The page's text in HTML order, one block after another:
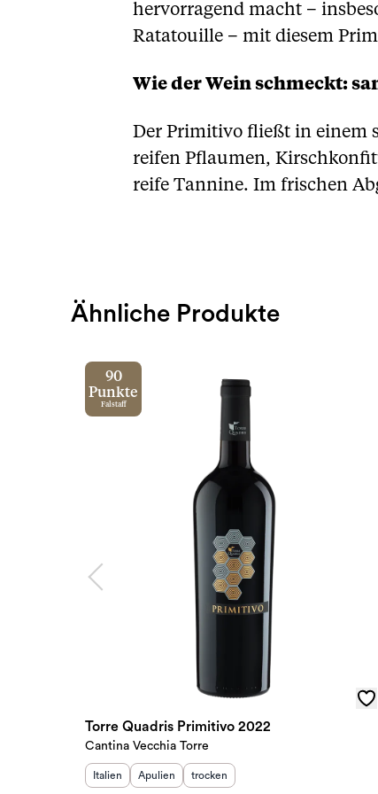
hervorragend macht –
Ratatouille – mit diesem
Wie der Wein schmeckt:
Der Primitivo fließt in einem
reifen Pflaumen,
reife Tannine. Im frischen
Ähnliche Produkte
90
Punkte
Falstaff
Torre Quadris Primitivo 2022
Cantina Vecchia Torre
Herkunftsland:
Italien Herkunftsregion:
Apulien Geschmack
trocken